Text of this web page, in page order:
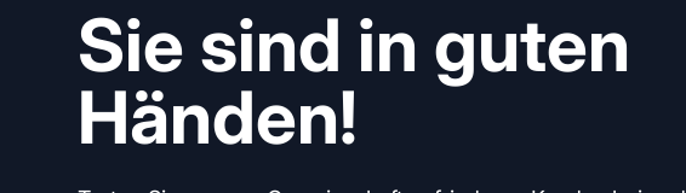
Sie sind in guten
Händen!